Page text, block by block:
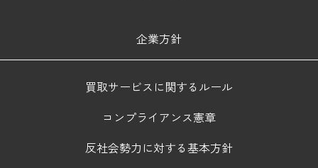
企業方針
買取サービスに関するルール
コンプライアンス憲章
反社会勢力に対する基本方針